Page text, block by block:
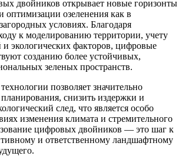
двойников открывает новые горизонты
оптимизации озеленения как в
условиях. Благодаря
к моделированию территории, учету
и экологических факторов, цифровые
созданию более устойчивых,
зеленых пространств.
позволяет значительно
снизить издержки и
след, что является особо
изменения климата и стремительного
цифровых двойников — это шаг к
и ответственному ландшафтному